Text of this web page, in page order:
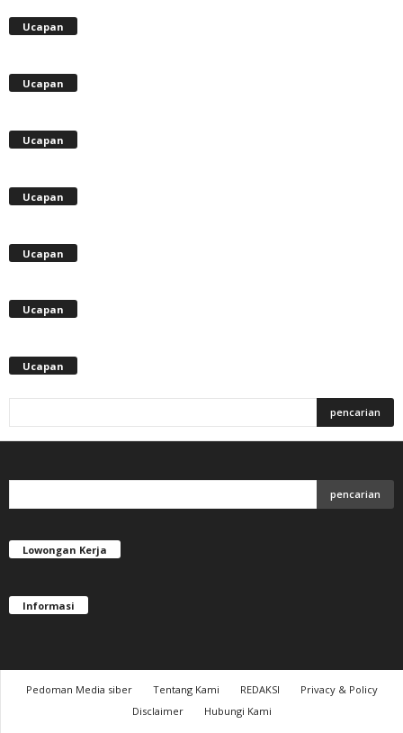
Ucapan
Ucapan
Ucapan
Ucapan
Ucapan
Ucapan
Ucapan
Lowongan Kerja
Informasi
Pedoman Media siber Tentang Kami REDAKSI
Privacy & Policy
Disclaimer
Hubungi Kami